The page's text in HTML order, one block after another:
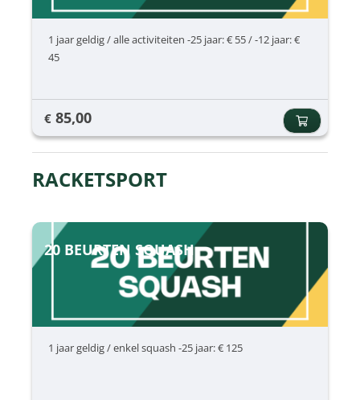
1 jaar geldig / alle activiteiten -25 jaar: € 55 / -12 jaar: €
45
€ 85,00
RACKETSPORT
20 BEURTEN SQUASH
1 jaar geldig / enkel squash -25 jaar: € 125